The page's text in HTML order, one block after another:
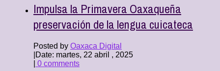
Impulsa la Primavera Oaxaqueña
preservación de la lengua cuicateca
Posted by Oaxaca Digital
Date: martes, 22 abril , 2025
0 comments